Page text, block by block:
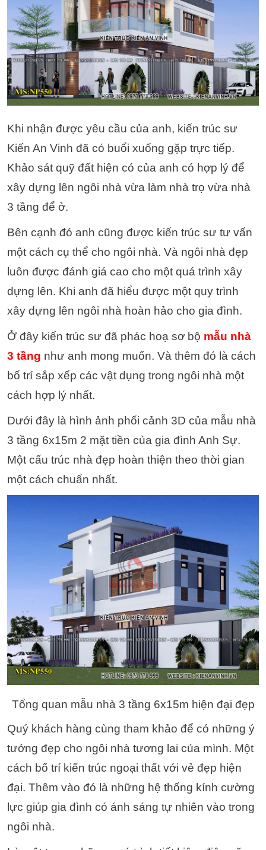
Khi nhận được yêu cầu của anh, kiến trúc sư
Kiến An Vinh đã có buổi xuống gặp trực tiếp.
Khảo sát quỹ đất hiện có của anh có hợp lý để
xây dựng lên ngôi nhà vừa làm nhà trọ vừa nhà
3 tầng để ở.
Bên cạnh đó anh cũng được kiến trúc sư tư vấn
một cách cụ thể cho ngôi nhà. Và ngôi nhà đẹp
luôn được đánh giá cao cho một quá trình xây
dựng lên. Khi anh đã hiểu được một quy trình
xây dựng lên ngôi nhà hoàn hảo cho gia đình.
Ở đây kiến trúc sư đã phác hoạ sơ bộ mẫu nhà
3 tầng như anh mong muốn. Và thêm đó là cách
bố trí sắp xếp các vật dụng trong ngôi nhà một
cách hợp lý nhất.
Dưới đây là hình ảnh phối cảnh 3D của mẫu nhà
3 tầng 6x15m 2 mặt tiền của gia đình Anh Sự.
Một cấu trúc nhà đẹp hoàn thiện theo thời gian
một cách chuẩn nhất.
Tổng quan mẫu nhà 3 tầng 6x15m hiện đại đẹp
Quý khách hàng cùng tham khảo để có những ý
tưởng đẹp cho ngôi nhà tương lai của mình. Một
cách bố trí kiến trúc ngoại thất với vẻ đẹp hiện
đại. Thêm vào đó là những hệ thống kính cường
lực giúp gia đình có ánh sáng tự nhiên vào trong
ngôi nhà.